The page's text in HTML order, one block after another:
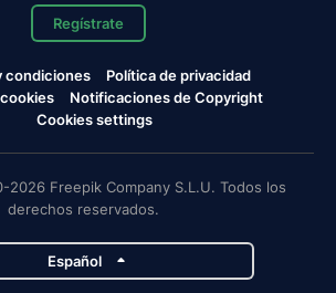
Regístrate
condiciones
Política de privacidad
Notificaciones de Copyright
Cookies settings
Freepik Company S.L.U. Todos los
derechos reservados.
Español